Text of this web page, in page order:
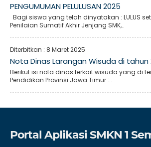
PENGUMUMAN PELULUSAN 2025
Bagi siswa yang telah dinyatakan : LULUS
Penilaian Sumatif Akhir Jenjang SMK,..
Diterbitkan : 8 Maret 2025
Nota Dinas Larangan Wisuda di tahun
Berikut isi nota dinas terkait wisuda yang di
Pendidikan Provinsi Jawa Timur :..
Portal Aplikasi SMKN 1